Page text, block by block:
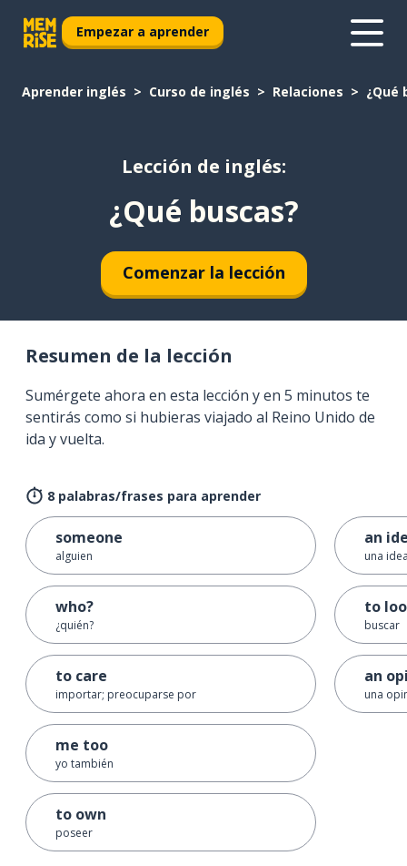
Empezar a aprender
Aprender inglés Curso de inglés Relaciones ¿Qué
Lección de inglés:
¿Qué buscas?
Comenzar la lección
Resumen de la lección
Sumérgete ahora en esta lección y en 5 minutos te
sentirás como si hubieras viajado al Reino Unido de
ida y vuelta.
8 palabras/frases para aprender
someone
alguien
who?
¿quién?
to care
importar; preocuparse por
me too
yo también
to own
poseer
an
una
to
buscar
an
una